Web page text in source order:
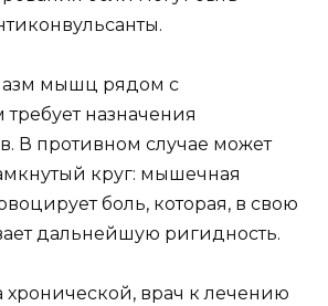
мышц рядом с
назначения
В противном случае может
круг: мышечная
боль, которая, в свою
дальнейшую ригидность.
хронической, врач к лечению